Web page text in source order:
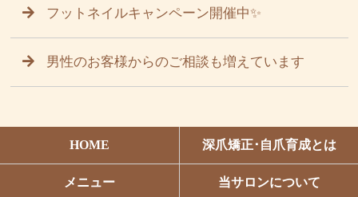
フットネイルキャンペーン開催中✨
男性のお客様からのご相談も増えています
HOME 深爪矯正･自爪育成とは
メニュー 当サロンについて